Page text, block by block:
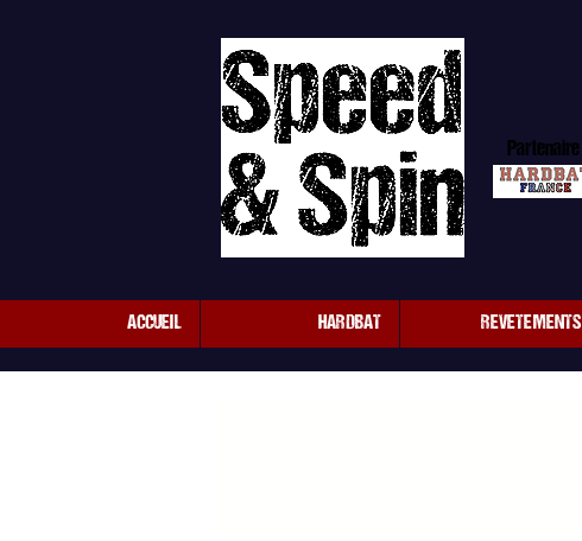
Partenaire
ACCUEIL HARDBAT REVETEMENTS